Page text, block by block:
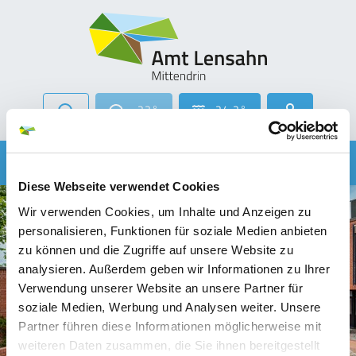
Diese Webseite verwendet Cookies
Wir verwenden Cookies, um Inhalte und Anzeigen zu
personalisieren, Funktionen für soziale Medien anbieten
zu können und die Zugriffe auf unsere Website zu
analysieren. Außerdem geben wir Informationen zu Ihrer
Verwendung unserer Website an unsere Partner für
soziale Medien, Werbung und Analysen weiter. Unsere
Partner führen diese Informationen möglicherweise mit
weiteren Daten zusammen, die Sie ihnen bereitgestellt
Zur Navigation springen
Zum Inhalt springen
23° 24.2°